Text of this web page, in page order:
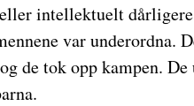
intellektuelt
var underordna.
de tok opp kampen.